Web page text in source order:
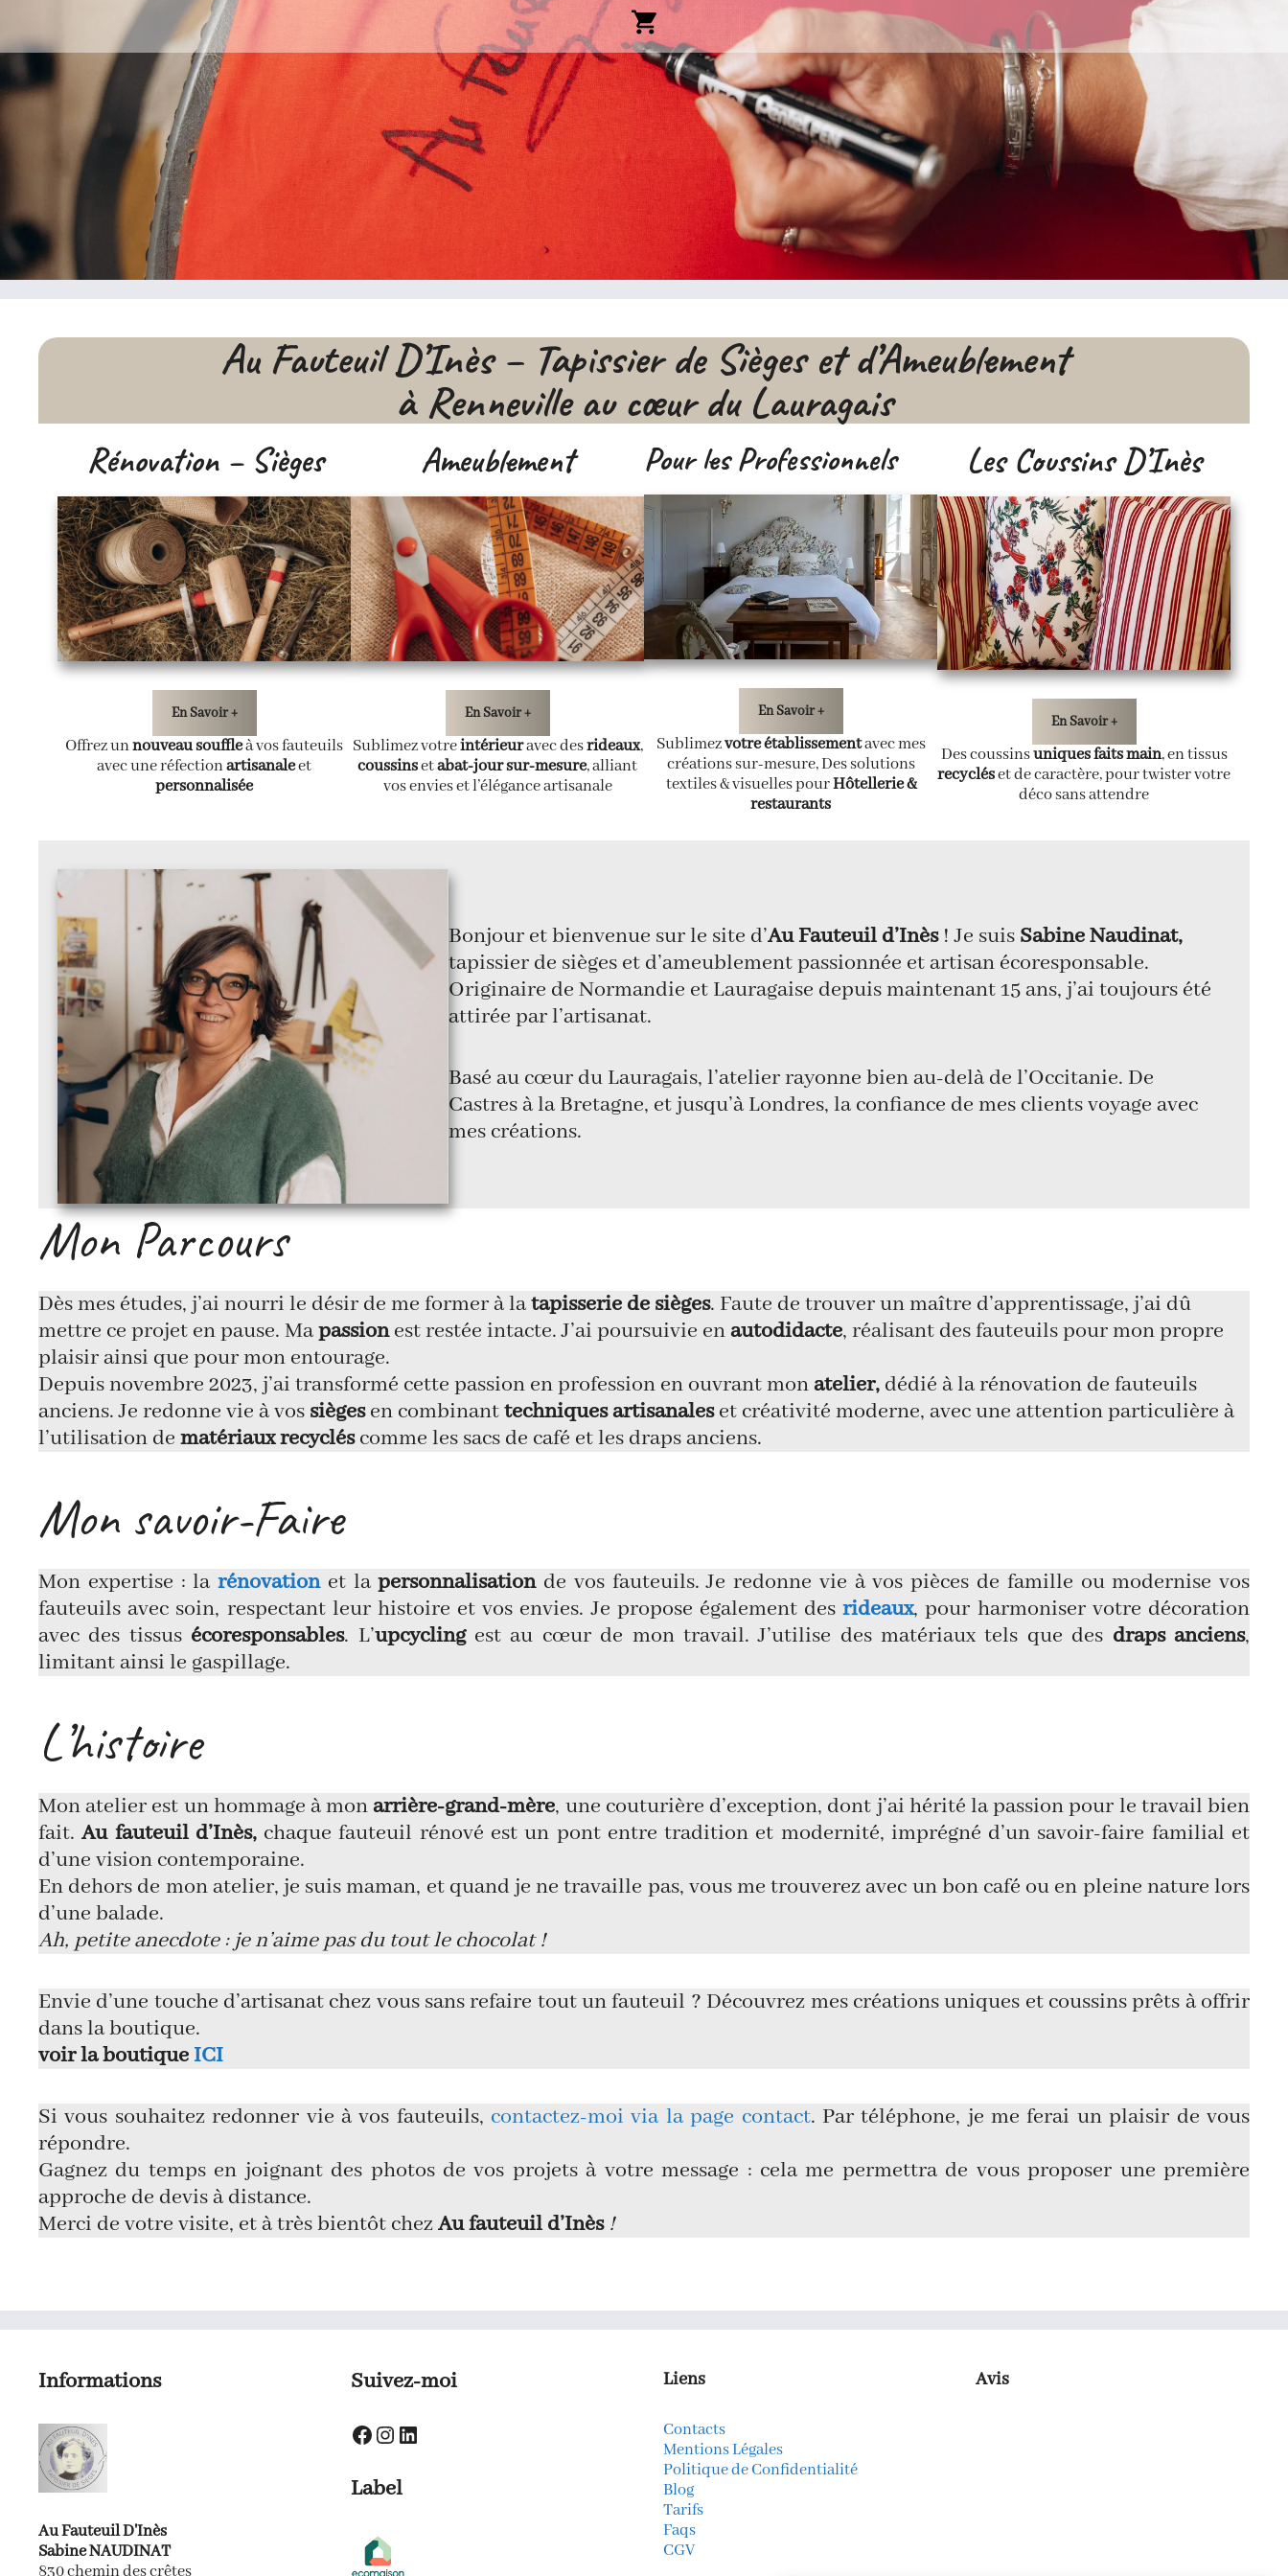
Au Fauteuil D’Inès – Tapissier de Sièges et d’Ameublement
à Renneville au cœur du Lauragais
Rénovation – Sièges
En Savoir +
Offrez unnouveau souffleà vos fauteuils
avec une réfectionartisanaleet
personnalisée
Ameublement
En Savoir +
Sublimez votreintérieuravec desrideaux,
coussinsetabat-jour sur-mesure, alliant
vos envies et l’élégance artisanale
Pour les Professionnels
En Savoir +
Sublimezvotre établissementavec mes
créations sur-mesure, Des solutions
textiles & visuelles pourHôtellerie &
restaurants
Les Coussins D’Inès
En Savoir +
Des coussinsuniques faits main, en tissus
recycléset de caractère, pour twister votre
déco sans attendre
Bonjour et bienvenue sur le site d’Au Fauteuil d’Inès! Je suis Sabine Naudinat,
tapissier de sièges et d’ameublement passionnée et artisan écoresponsable.
Originaire de Normandie et Lauragaise depuis maintenant 15 ans, j’ai toujours été
attirée par l’artisanat.
Basé au cœur du Lauragais, l’atelier rayonne bien au-delà de l’Occitanie. De
Castres à la Bretagne, et jusqu’à Londres, la confiance de mes clients voyage avec
mes créations.
Mon Parcours
Dès mes études, j’ai nourri le désir de me former à latapisserie de sièges. Faute de trouver un maître d’apprentissage, j’ai dû
mettre ce projet en pause. Mapassionest restée intacte. J’ai poursuivie en autodidacte, réalisant des fauteuils pour mon propre
plaisir ainsi que pour mon entourage.
Depuis novembre 2023, j’ai transformé cette passion en profession en ouvrant mon atelier, dédié à la rénovation de fauteuils
anciens. Je redonne vie à vos siègesen combinanttechniques artisanaleset créativité moderne, avec une attention particulière à
l’utilisation de matériaux recycléscomme les sacs de café et les draps anciens.
Mon savoir-Faire
Mon expertise : larénovationet lapersonnalisationde vos fauteuils. Je redonne vie à vos pièces de famille ou modernise vos
fauteuils avec soin, respectant leur histoire et vos envies. Je propose également desrideaux, pour harmoniser votre décoration
avec des tissus écoresponsables. L’upcyclingest au cœur de mon travail. J’utilise des matériaux tels que des draps anciens,
limitant ainsi le gaspillage.
L’histoire
Mon atelier est un hommage à mon arrière-grand-mère, une couturière d’exception, dont j’ai hérité la passion pour le travail bien
fait.Au fauteuil d’Inès,chaque fauteuil rénové est un pont entre tradition et modernité, imprégné d’un savoir-faire familial et
d’une vision contemporaine.
En dehors de mon atelier, je suis maman, et quand je ne travaille pas, vous me trouverez avec un bon café ou en pleine nature lors
d’une balade.
Ah, petite anecdote : je n’aime pas du tout le chocolat !
Envie d’une touche d’artisanat chez vous sans refaire tout un fauteuil ? Découvrez mes créations uniques et coussins prêts à offrir
dans la boutique.
voir la boutique ICI
Si vous souhaitez redonner vie à vos fauteuils, contactez-moi via la page contact. Par téléphone, je me ferai un plaisir de vous
répondre.
Gagnez du temps en joignant des photos de vos projets à votre message : cela me permettra de vous proposer une première
approche de devis à distance.
Merci de votre visite, et à très bientôt chezAu fauteuil d’Inès !
Informations
Au Fauteuil D'Inès
Sabine NAUDINAT
830 chemin des crêtes
Suivez-moi
Facebook
Instagram
LinkedIn
Label
Liens
Contacts
Mentions Légales
Politique de Confidentialité
Blog
Tarifs
Faqs
CGV
Avis